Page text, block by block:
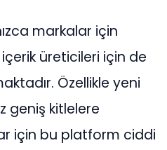
markalar için
üreticileri için de
Özellikle yeni
geniş kitlelere
için bu platform ciddi